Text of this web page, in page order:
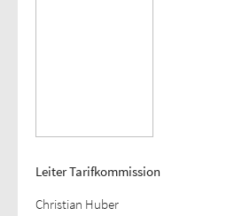
Leiter Tarifkommission
Christian Huber